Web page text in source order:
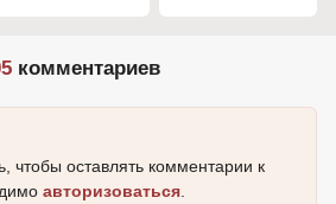
комментариев
чтобы оставлять комментарии к
авторизоваться